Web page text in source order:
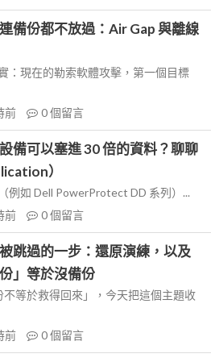
備份都不放過：Air Gap 與離線
：現在的勒索軟體攻擊，第一個目標
前 0個留言
備可以塞進 30 倍的資料？聊聊
）
例如 Dell PowerProtect DD 系列）...
前 0個留言
跳過的一步：還原演練，以及
」等於沒備份
等於救得回來」，今天把這個主題收
前 0個留言